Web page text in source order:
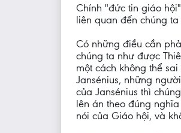
Chính "đức tin giáo
liên quan đến chúng ta
Có những điều cần
chúng ta như được
một cách không thể
Jansénius, những
của Jansénius thì
lên án theo đúng
nói của Giáo hội, và